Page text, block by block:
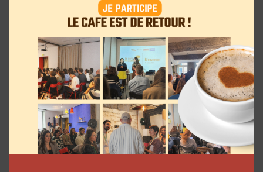
7 séries sur les influenceurs et les
réseaux sociaux à regarder cet été sur
Netflix
Clara Phelippeaux 5 août 2026